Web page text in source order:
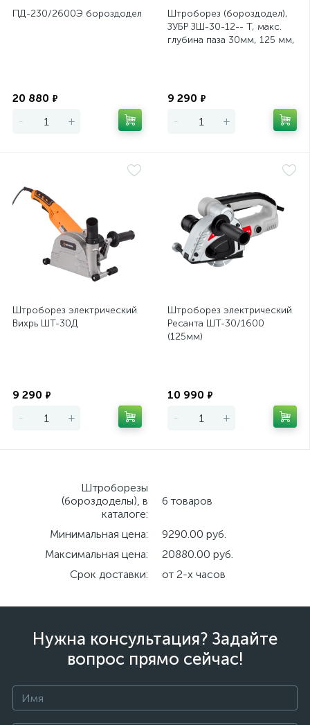
ПД-230/2600Э бороздодел
20 880 ₽
- +
Штроборез (бороздодел),
ЗУБР ЗШ-30-12-- Т, макс.
глубина паза 30мм, 125 мм,
9 290 ₽
- +
Штроборез электрический
Вихрь ШТ-30Д
9 290 ₽
- +
Штроборез электрический
Ресанта ШТ-30/1600
(125мм)
10 990 ₽
- +
Штроборезы
(бороздоделы), в
каталоге:
6 товаров
Минимальная цена:
9290.00 руб.
Максимальная цена:
20880.00 руб.
Срок доставки:
от 2-х часов
Нужна консультация? Задайте
вопрос прямо сейчас!